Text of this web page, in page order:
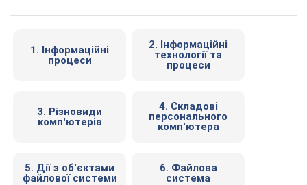
1. Інформаційні
процеси
2. Інформаційні
технології та
процеси
3. Різновиди
комп'ютерів
4. Складові
персонального
комп'ютера
5. Дії з об'єктами
файлової системи
6. Файлова
система